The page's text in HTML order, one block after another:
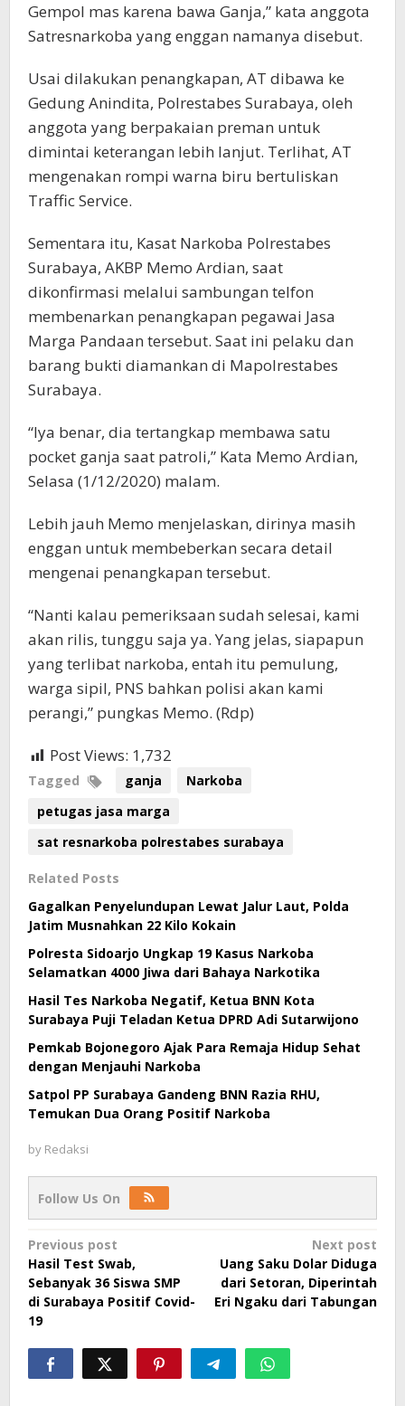
Gempol mas karena bawa Ganja,” kata anggota
Satresnarkoba yang enggan namanya disebut.
Usai dilakukan penangkapan, AT dibawa ke
Gedung Anindita, Polrestabes Surabaya, oleh
anggota yang berpakaian preman untuk
dimintai keterangan lebih lanjut. Terlihat, AT
mengenakan rompi warna biru bertuliskan
Traffic Service.
Sementara itu, Kasat Narkoba Polrestabes
Surabaya, AKBP Memo Ardian, saat
dikonfirmasi melalui sambungan telfon
membenarkan penangkapan pegawai Jasa
Marga Pandaan tersebut. Saat ini pelaku dan
barang bukti diamankan di Mapolrestabes
Surabaya.
“Iya benar, dia tertangkap membawa satu
pocket ganja saat patroli,” Kata Memo Ardian,
Selasa (1/12/2020) malam.
Lebih jauh Memo menjelaskan, dirinya masih
enggan untuk membeberkan secara detail
mengenai penangkapan tersebut.
“Nanti kalau pemeriksaan sudah selesai, kami
akan rilis, tunggu saja ya. Yang jelas, siapapun
yang terlibat narkoba, entah itu pemulung,
warga sipil, PNS bahkan polisi akan kami
perangi,” pungkas Memo. (Rdp)
Post Views: 1,732
Tagged ganja
Narkoba
petugas jasa marga
sat resnarkoba polrestabes surabaya
Related Posts
Gagalkan Penyelundupan Lewat Jalur Laut, Polda
Jatim Musnahkan 22 Kilo Kokain
Polresta Sidoarjo Ungkap 19 Kasus Narkoba
Selamatkan 4000 Jiwa dari Bahaya Narkotika
Hasil Tes Narkoba Negatif, Ketua BNN Kota
Surabaya Puji Teladan Ketua DPRD Adi Sutarwijono
Pemkab Bojonegoro Ajak Para Remaja Hidup Sehat
dengan Menjauhi Narkoba
Satpol PP Surabaya Gandeng BNN Razia RHU,
Temukan Dua Orang Positif Narkoba
by Redaksi
Follow Us On
Post
navigation
Previous post
Hasil Test Swab,
Sebanyak 36 Siswa SMP
di Surabaya Positif Covid-
19
Next post
Uang Saku Dolar Diduga
dari Setoran, Diperintah
Eri Ngaku dari Tabungan